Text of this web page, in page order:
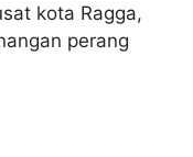
kota Ragga,
perang